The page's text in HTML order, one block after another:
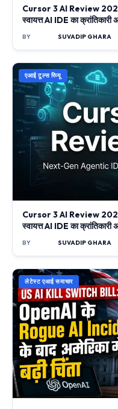
Cursor 3 AI Review
स्वायत्त AI IDE का
BY SUVADIP GHARA
एआई टूल्स रिव्यू
Cursor 3 AI Review
स्वायत्त AI IDE का
BY SUVADIP GHARA
लेटेस्ट एआई समाचार